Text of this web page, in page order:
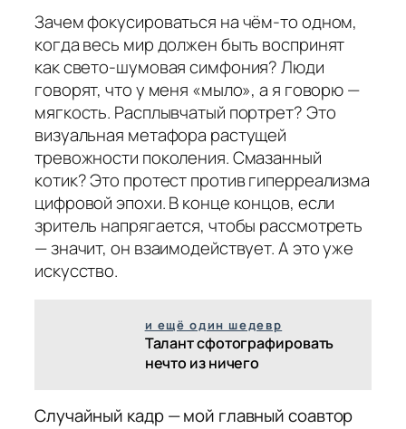
Зачем фокусироваться на чём-то одном,
когда весь мир должен быть воспринят
как свето-шумовая симфония? Люди
говорят, что у меня «мыло», а я говорю —
мягкость. Расплывчатый портрет? Это
визуальная метафора растущей
тревожности поколения. Смазанный
котик? Это протест против гиперреализма
цифровой эпохи. В конце концов, если
зритель напрягается, чтобы рассмотреть
— значит, он взаимодействует. А это уже
искусство.
и ещё один шедевр
Талант сфотографировать
нечто из ничего
Случайный кадр — мой главный соавтор